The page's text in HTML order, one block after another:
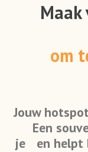
Maak
om
Jouw
Een
je en helpt